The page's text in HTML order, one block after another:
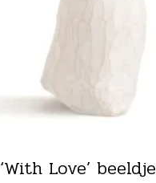
‘With Love’ beeldje